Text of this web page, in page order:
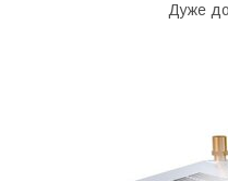
Дуже